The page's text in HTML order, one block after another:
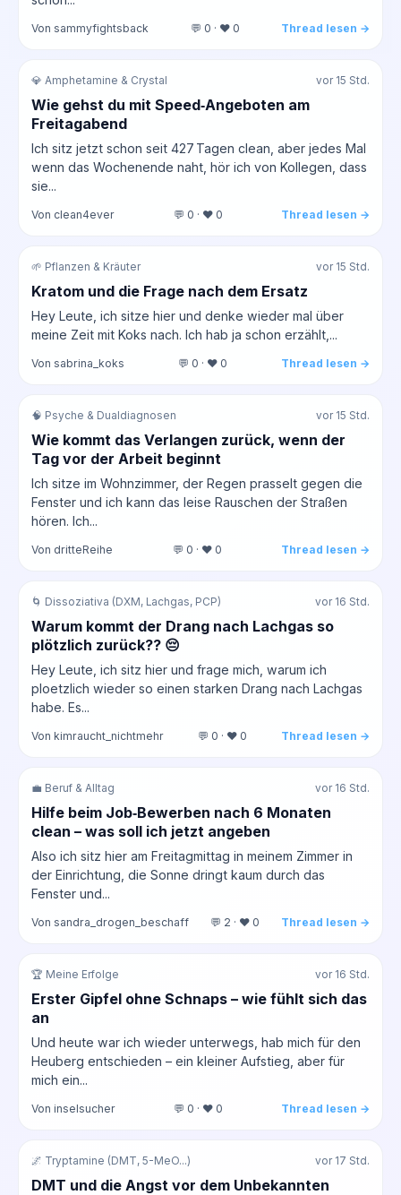
Von sammyfightsback 💬 0 · ❤️ 0 Thread lesen →
💎 Amphetamine & Crystal vor 15 Std.
Wie gehst du mit Speed‑Angeboten am
Freitagabend
Ich sitz jetzt schon seit 427 Tagen clean, aber jedes Mal
wenn das Wochenende naht, hör ich von Kollegen, dass
sie...
Von clean4ever 💬 0 · ❤️ 0 Thread lesen →
🌱 Pflanzen & Kräuter vor 15 Std.
Kratom und die Frage nach dem Ersatz
Hey Leute, ich sitze hier und denke wieder mal über
meine Zeit mit Koks nach. Ich hab ja schon erzählt,...
Von sabrina_koks 💬 0 · ❤️ 0 Thread lesen →
🧠 Psyche & Dualdiagnosen vor 15 Std.
Wie kommt das Verlangen zurück, wenn der
Tag vor der Arbeit beginnt
Ich sitze im Wohnzimmer, der Regen prasselt gegen die
Fenster und ich kann das leise Rauschen der Straßen
hören. Ich...
Von dritteReihe 💬 0 · ❤️ 0 Thread lesen →
🌀 Dissoziativa (DXM, Lachgas, PCP) vor 16 Std.
Warum kommt der Drang nach Lachgas so
plötzlich zurück?? 😔
Hey Leute, ich sitz hier und frage mich, warum ich
ploetzlich wieder so einen starken Drang nach Lachgas
habe. Es...
Von kimraucht_nichtmehr 💬 0 · ❤️ 0 Thread lesen →
💼 Beruf & Alltag vor 16 Std.
Hilfe beim Job‑Bewerben nach 6 Monaten
clean – was soll ich jetzt angeben
Also ich sitz hier am Freitagmittag in meinem Zimmer in
der Einrichtung, die Sonne dringt kaum durch das
Fenster und...
Von sandra_drogen_beschaff 💬 2 · ❤️ 0 Thread lesen →
🏆 Meine Erfolge vor 16 Std.
Erster Gipfel ohne Schnaps – wie fühlt sich das
an
Und heute war ich wieder unterwegs, hab mich für den
Heuberg entschieden – ein kleiner Aufstieg, aber für
mich ein...
Von inselsucher 💬 0 · ❤️ 0 Thread lesen →
🌌 Tryptamine (DMT, 5-MeO...) vor 17 Std.
DMT und die Angst vor dem Unbekannten